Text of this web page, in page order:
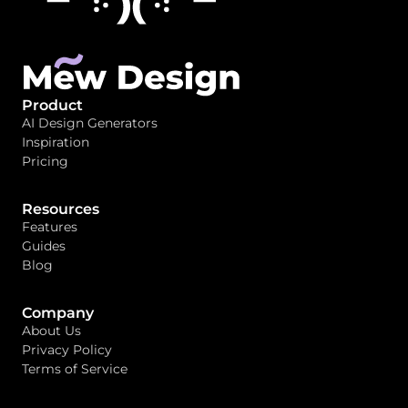
Product
AI Design Generators
Inspiration
Pricing
Resources
Features
Guides
Blog
Company
About Us
Privacy Policy
Terms of Service